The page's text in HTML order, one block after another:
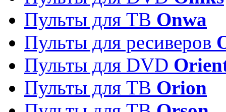
Пульты для ТВ Onwa
Пульты для ресиверов
Пульты для DVD
Пульты для ТВ Orion